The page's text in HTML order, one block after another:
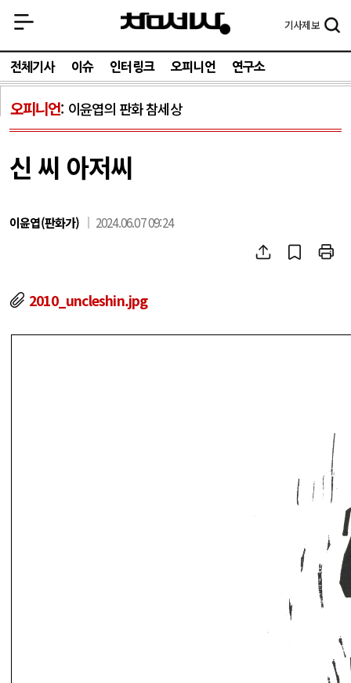
기사제보
전체기사 이슈 인터링크 오피니언 연구소
오피니언 이윤엽의 판화 참세상
신 씨 아저씨
이윤엽(판화가) 2024.06.07 09:24
2010_uncleshin.jpg